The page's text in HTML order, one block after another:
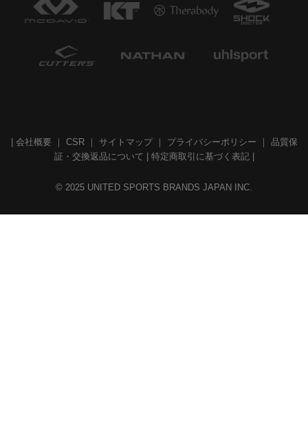
会社概要｜ CSR｜ サイトマップ｜ プライバシーポリシー
品質保
証・交換返品について
特定商取引に基づく表記
© 2025 UNITED SPORTS BRANDS JAPAN INC.